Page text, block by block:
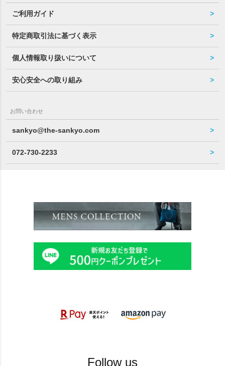
ご利用ガイド
特定商取引法に基づく表示
個人情報取り扱いについて
安心安全への取り組み
お問い合わせ
sankyo@the-sankyo.com
072-730-2233
Follow us